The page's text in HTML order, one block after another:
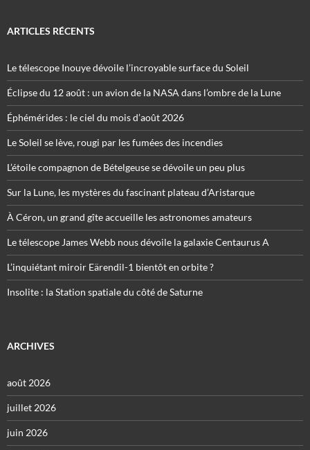
ARTICLES RÉCENTS
Le télescope Inouye dévoile l’incroyable surface du Soleil
Éclipse du 12 août : un avion de la NASA dans l’ombre de la Lune
Éphémérides : le ciel du mois d’août 2026
Le Soleil se lève, rougi par les fumées des incendies
L’étoile compagnon de Bételgeuse se dévoile un peu plus
Sur la Lune, les mystères du fascinant plateau d’Aristarque
À Céron, un grand gîte accueille les astronomes amateurs
Le télescope James Webb nous dévoile la galaxie Centaurus A
L’inquiétant miroir Eärendil-1 bientôt en orbite ?
Insolite : la Station spatiale du côté de Saturne
ARCHIVES
août 2026
juillet 2026
juin 2026